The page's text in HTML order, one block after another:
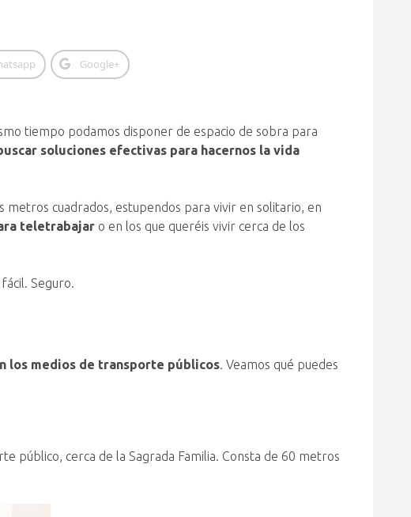
Google+
tiempo podamos disponer de espacio de sobra para
soluciones efectivas para hacernos la vida
metros cuadrados, estupendos para vivir en solitario, en
teletrabajar o en los que queréis vivir cerca de los
Seguro.
los medios de transporte públicos. Veamos qué puedes
público, cerca de la Sagrada Familia. Consta de 60 metros